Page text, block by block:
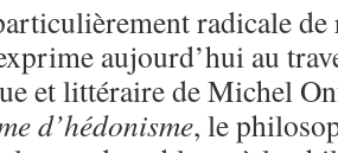
radicale
aujourd’hui au
et littéraire de Michel
d’hédonisme, le